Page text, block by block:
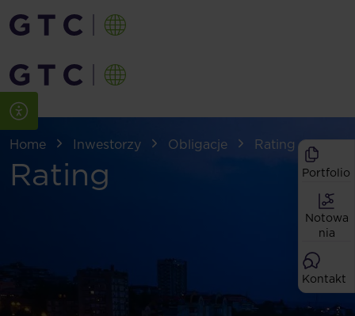
Home Inwestorzy Obligacje Rating
Rating Portfolio
Notowa
nia
Kontakt